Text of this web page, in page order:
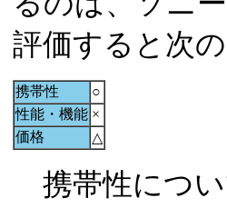
評価すると次
携帯性
○
性能・機能 ×
価格
△
携帯性につい